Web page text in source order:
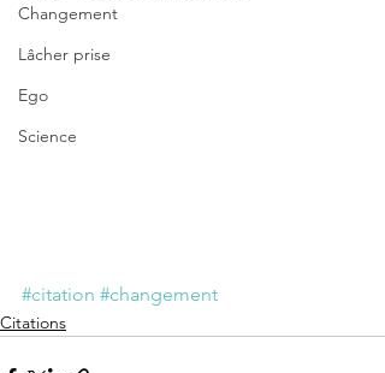
Changement
Lâcher prise
Ego
Science
#citation #changement
Citations